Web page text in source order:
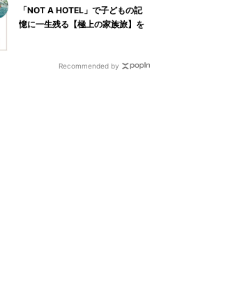
「NOT A HOTEL」で子どもの記
憶に一生残る【極上の家族旅】を
Recommended by